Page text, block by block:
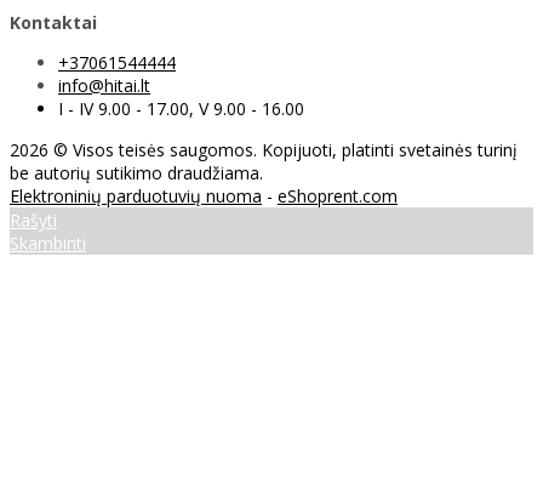
Kontaktai
+37061544444
info@hitai.lt
I - IV 9.00 - 17.00, V 9.00 - 16.00
2026 © Visos teisės saugomos. Kopijuoti, platinti svetainės turinį
be autorių sutikimo draudžiama.
Elektroninių parduotuvių nuoma - eShoprent.com
Rašyti
Skambinti